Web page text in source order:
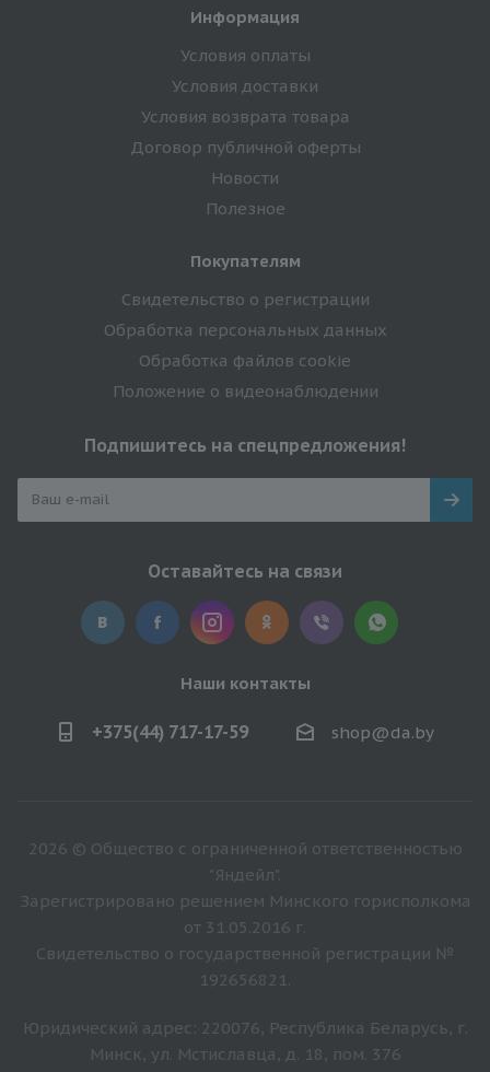
Информация
Условия оплаты
Условия доставки
Условия возврата товара
Договор публичной оферты
Новости
Полезное
Покупателям
Свидетельство о регистрации
Обработка персональных данных
Обработка файлов cookie
Положение о видеонаблюдении
Подпишитесь на спецпредложения!
Оставайтесь на связи
Наши контакты
+375(44) 717-17-59 shop@da.by
2026 © Общество с ограниченной ответственностью
"Яндейл".
Зарегистрировано решением Минского горисполкома
от 31.05.2016 г.
Свидетельство о государственной регистрации №
192656821.
Юридический адрес: 220076, Республика Беларусь, г.
Минск, ул. Мстиславца, д. 18, пом. 376